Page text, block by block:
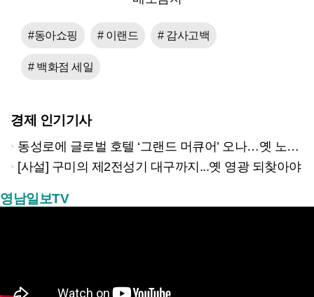
#동아쇼핑 # 이랜드 # 감사고백
# 백화점 세일
경제 인기기사
동성로에 글로벌 호텔 ‘그랜드 머큐어’ 오나…옛 노보텔 자리 사무실 개설
[사설] 구미의 제2전성기 대구까지...옛 영광 되찾아야
영남일보TV